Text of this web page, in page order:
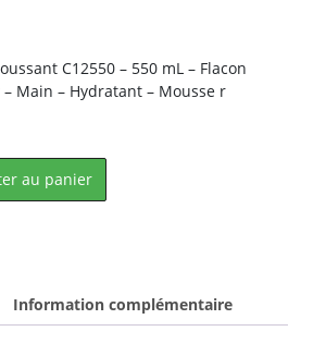
C12550 – 550 mL – Flacon
Main – Hydratant – Mousse r
au panier
Information complémentaire